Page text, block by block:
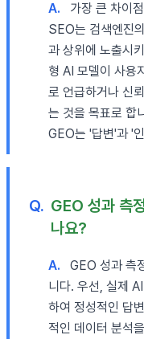
A.
가장 큰 차이
SEO는 검색엔진
과 상위에 노출시
형 AI 모델이 사용
로 언급하거나 신
는 것을 목표로 합
GEO는 '답변'과 '
Q. GEO 성과 측
나요?
A.
GEO 성과 측
니다. 우선, 실제
하여 정성적인 답
적인 데이터 분석